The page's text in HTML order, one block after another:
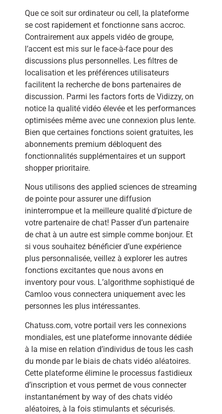
Que ce soit sur ordinateur ou cell, la plateforme
se cost rapidement et fonctionne sans accroc.
Contrairement aux appels vidéo de groupe,
l’accent est mis sur le face-à-face pour des
discussions plus personnelles. Les filtres de
localisation et les préférences utilisateurs
facilitent la recherche de bons partenaires de
discussion. Parmi les factors forts de Vidizzy, on
notice la qualité vidéo élevée et les performances
optimisées même avec une connexion plus lente.
Bien que certaines fonctions soient gratuites, les
abonnements premium débloquent des
fonctionnalités supplémentaires et un support
shopper prioritaire.
Nous utilisons des applied sciences de streaming
de pointe pour assurer une diffusion
ininterrompue et la meilleure qualité d’picture de
votre partenaire de chat! Passer d’un partenaire
de chat à un autre est simple comme bonjour. Et
si vous souhaitez bénéficier d’une expérience
plus personnalisée, veillez à explorer les autres
fonctions excitantes que nous avons en
inventory pour vous. L’algorithme sophistiqué de
Camloo vous connectera uniquement avec les
personnes les plus intéressantes.
Chatuss.com, votre portail vers les connexions
mondiales, est une plateforme innovante dédiée
à la mise en relation d’individus de tous les cash
du monde par le biais de chats vidéo aléatoires.
Cette plateforme élimine le processus fastidieux
d’inscription et vous permet de vous connecter
instantanément by way of des chats vidéo
aléatoires, à la fois stimulants et sécurisés.